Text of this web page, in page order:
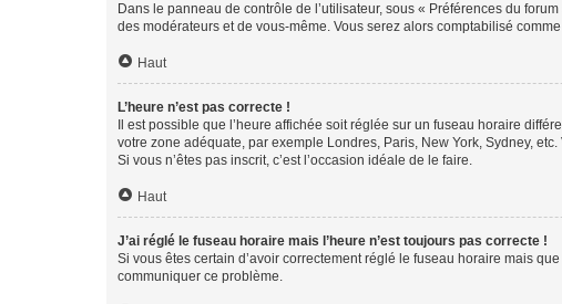
Dans le panneau de contrôle de l’utilisateur, sous « Préférences du
des modérateurs et de vous-même. Vous serez alors comptabilisé
Haut
L’heure n’est pas correcte !
Il est possible que l’heure affichée soit réglée sur un fuseau horaire
votre zone adéquate, par exemple Londres, Paris, New York, Sydney,
Si vous n’êtes pas inscrit, c’est l’occasion idéale de le faire.
Haut
J’ai réglé le fuseau horaire mais l’heure n’est toujours pas correcte !
Si vous êtes certain d’avoir correctement réglé le fuseau horaire mais
communiquer ce problème.